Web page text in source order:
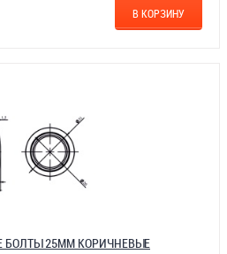
В КОРЗИНУ
25ММ КОРИЧНЕВЫЕ